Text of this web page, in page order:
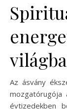
Az ásvány
mozgatórugója
évtizedekben